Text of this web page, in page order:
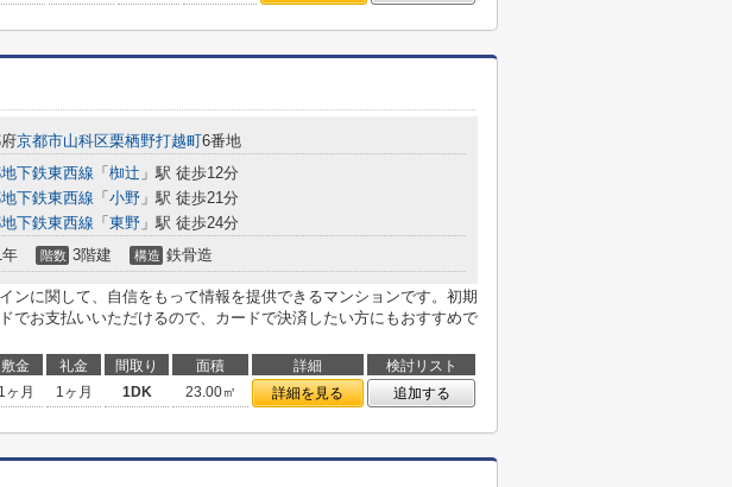
京都市山科区栗栖野打越町6番地
下鉄東西線 「 椥辻 」駅 徒歩12分
下鉄東西線 「 小野 」駅 徒歩21分
下鉄東西線 「 東野 」駅 徒歩24分
階数 3階建 構造 鉄骨造
ンに関して、自信をもって情報を提供できるマンションです。初期
でお支払いいただけるので、カードで決済したい方にもおすすめで
敷金 礼金 間取り 面積 詳細
検討リスト
1ヶ月 1ヶ月 1DK 23.00㎡ 詳細を見る 追加する